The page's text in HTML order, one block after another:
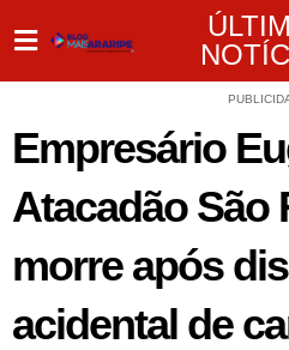
Empresário
Atacadão São
morre após
acidental de